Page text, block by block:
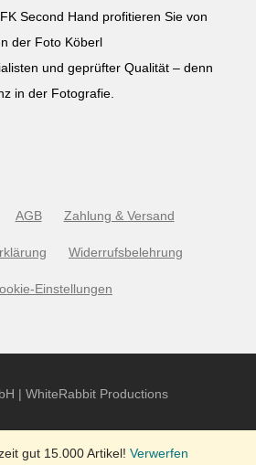
gut 15.000 Artikel! Verwerfen
Second Hand profitieren Sie von
der Foto Köberl
und geprüfter Qualität – denn
in der Fotografie.
AGB Zahlung & Versand
Widerrufsbelehrung
Einstellungen
| WhiteRabbit Productions